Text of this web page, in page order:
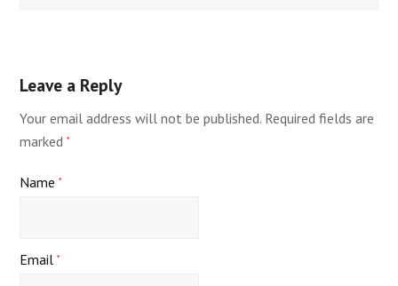
Leave a Reply
Your email address will not be published. Required fields are
marked*
Name*
Email*